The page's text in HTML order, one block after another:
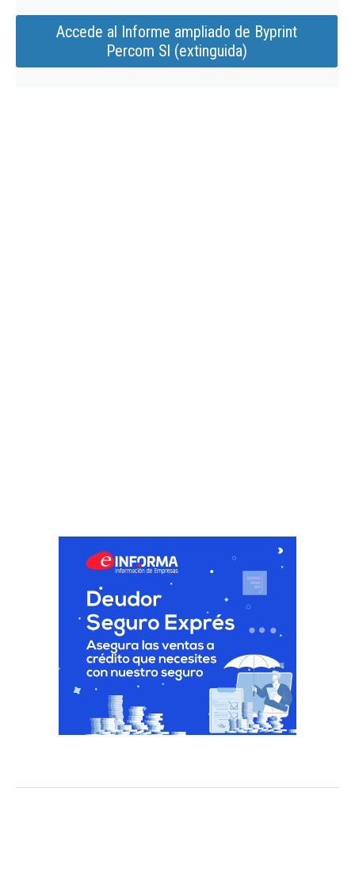
Accede al Informe ampliado de Byprint
Percom Sl (extinguida)